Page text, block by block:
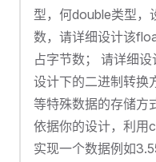
型，何double类型，
数，请详细设计该
占字节数； 请详细
设计下的二进制转换
等特殊数据的存储方
依据你的设计，利
实现一个数据例如